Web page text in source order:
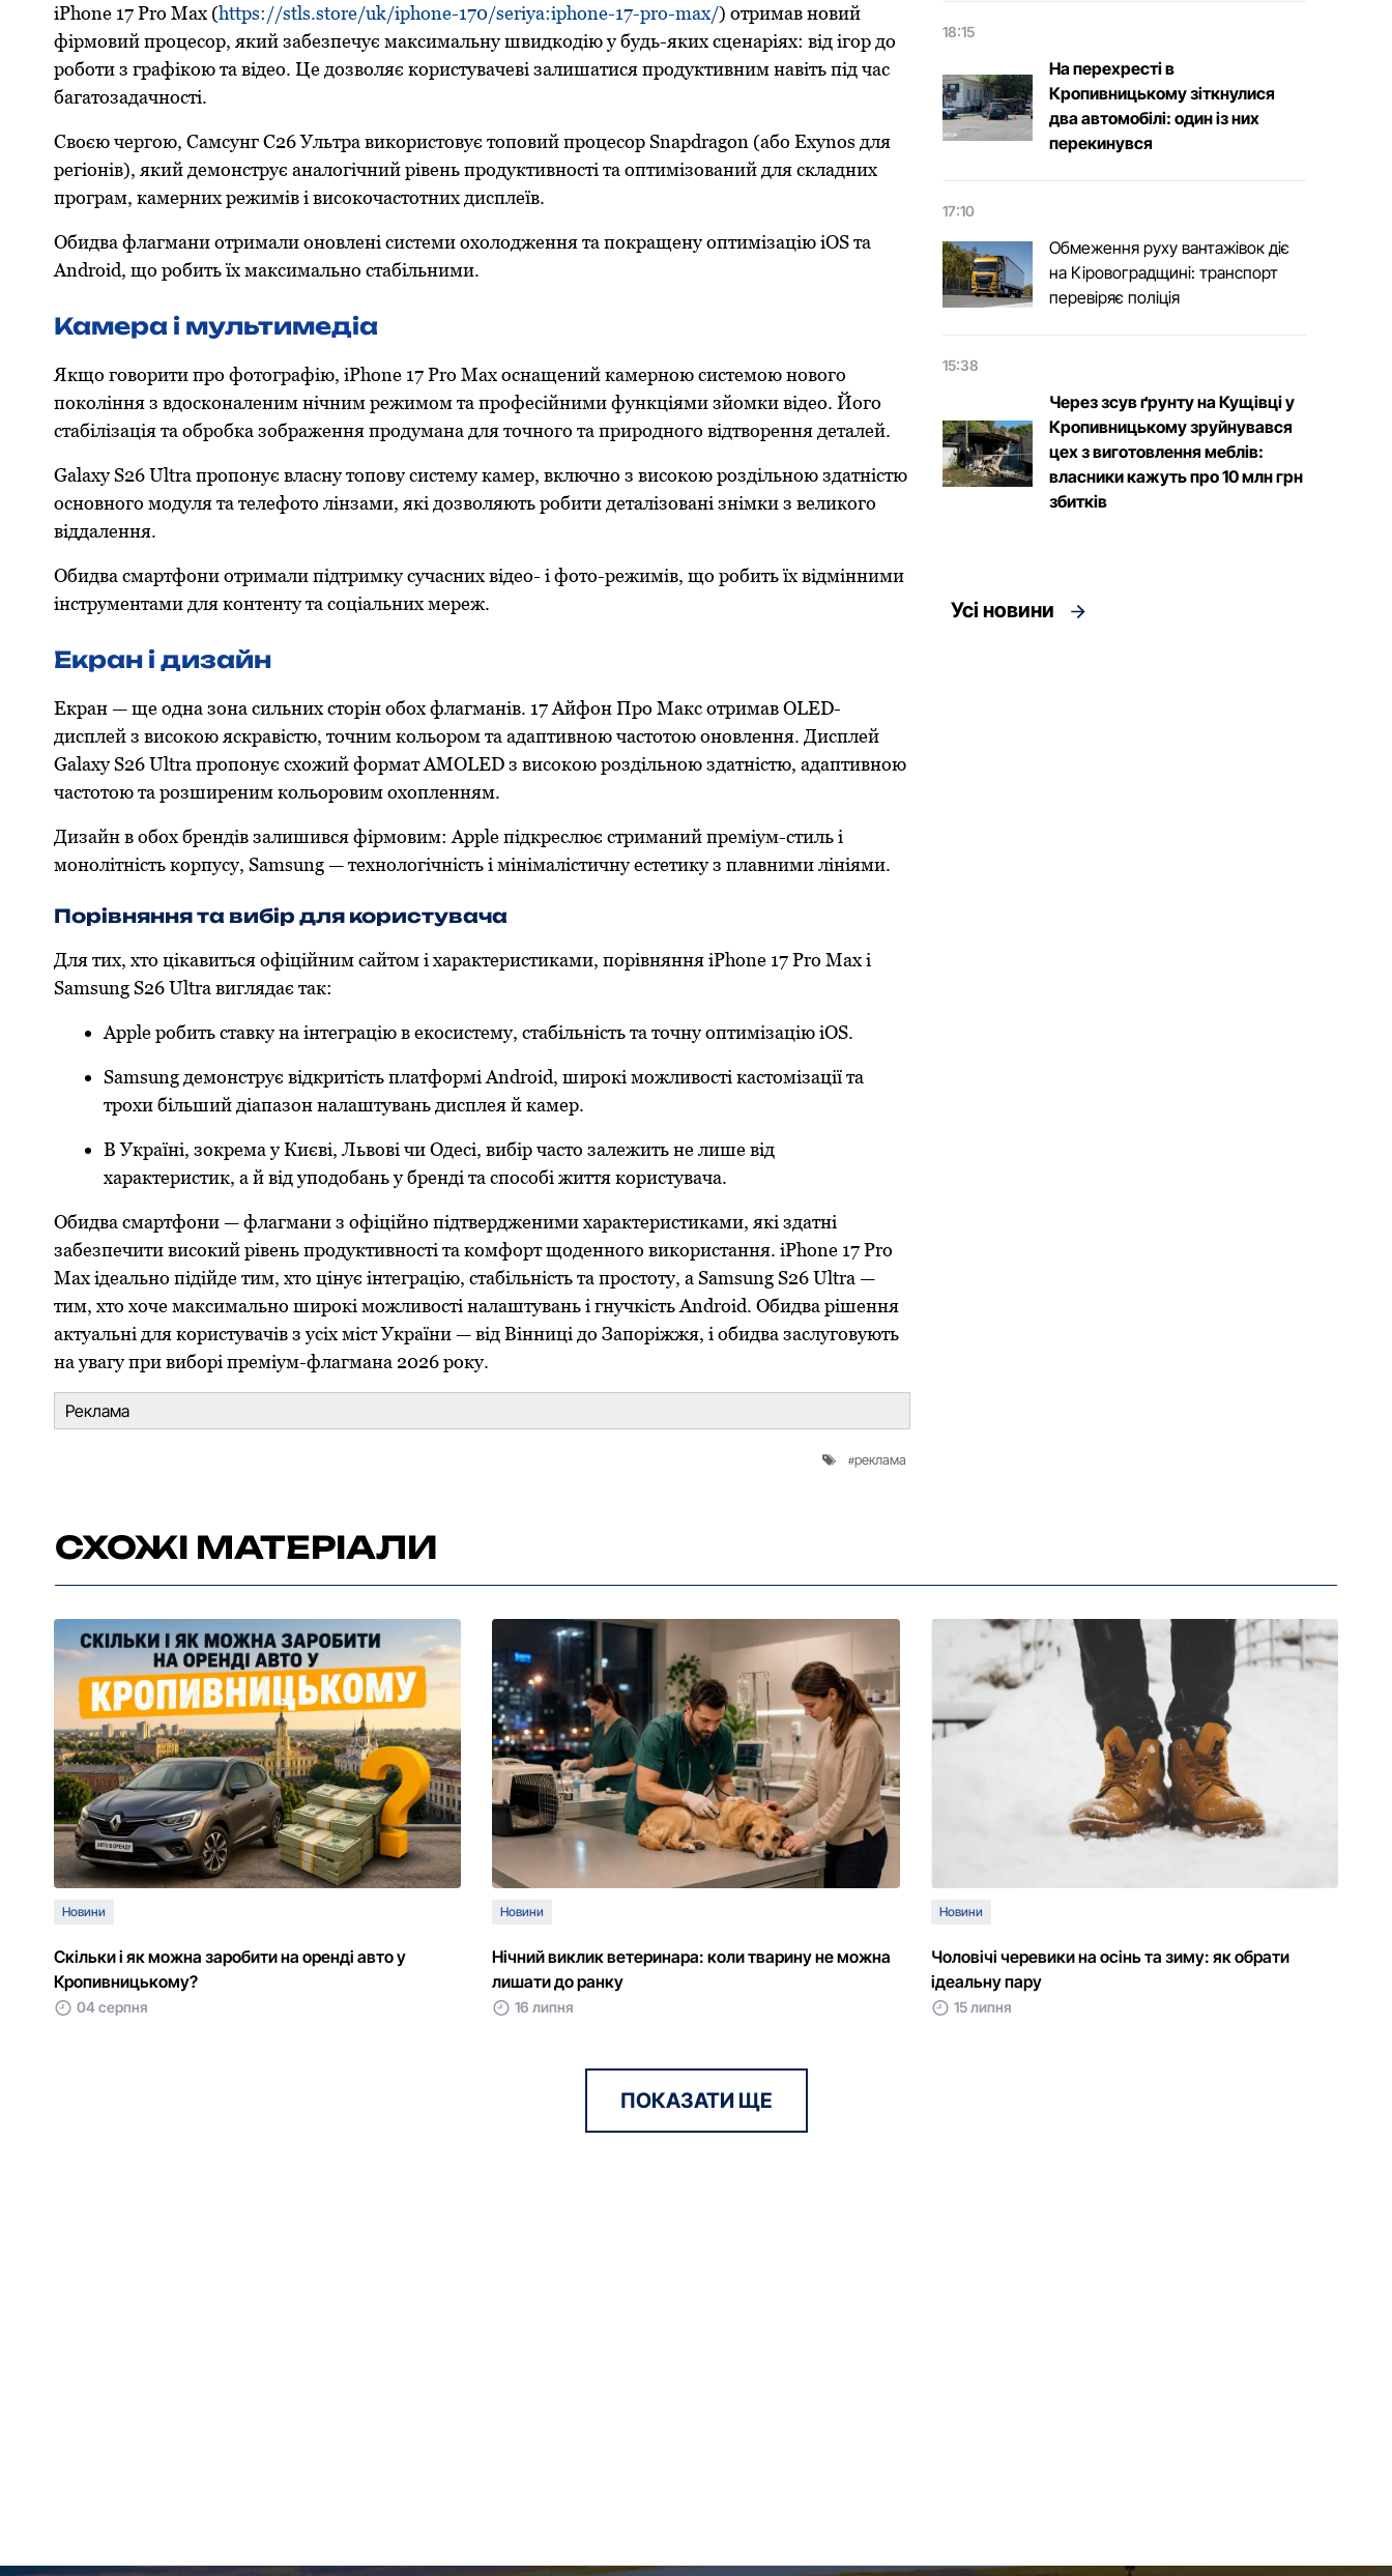
iPhone 17 Pro Max (https://stls.store/uk/iphone-170/seriya:iphone-17-pro-max/) отримав новий
фірмовий процесор, який забезпечує максимальну швидкодію у будь-яких сценаріях: від ігор до
роботи з графікою та відео. Це дозволяє користувачеві залишатися продуктивним навіть під час
багатозадачності.
Своєю чергою, Самсунг С26 Ультра використовує топовий процесор Snapdragon (або Exynos для
регіонів), який демонструє аналогічний рівень продуктивності та оптимізований для складних
програм, камерних режимів і високочастотних дисплеїв.
Обидва флагмани отримали оновлені системи охолодження та покращену оптимізацію iOS та
Android, що робить їх максимально стабільними.
Камера і мультимедіа
Якщо говорити про фотографію, iPhone 17 Pro Max оснащений камерною системою нового
покоління з вдосконаленим нічним режимом та професійними функціями зйомки відео. Його
стабілізація та обробка зображення продумана для точного та природного відтворення деталей.
Galaxy S26 Ultra пропонує власну топову систему камер, включно з високою роздільною здатністю
основного модуля та телефото лінзами, які дозволяють робити деталізовані знімки з великого
віддалення.
Обидва смартфони отримали підтримку сучасних відео- і фото-режимів, що робить їх відмінними
інструментами для контенту та соціальних мереж.
Екран і дизайн
Екран — ще одна зона сильних сторін обох флагманів. 17 Айфон Про Макс отримав OLED-
дисплей з високою яскравістю, точним кольором та адаптивною частотою оновлення. Дисплей
Galaxy S26 Ultra пропонує схожий формат AMOLED з високою роздільною здатністю, адаптивною
частотою та розширеним кольоровим охопленням.
Дизайн в обох брендів залишився фірмовим: Apple підкреслює стриманий преміум-стиль і
монолітність корпусу, Samsung — технологічність і мінімалістичну естетику з плавними лініями.
Порівняння та вибір для користувача
Для тих, хто цікавиться офіційним сайтом і характеристиками, порівняння iPhone 17 Pro Max і
Samsung S26 Ultra виглядає так:
Apple робить ставку на інтеграцію в екосистему, стабільність та точну оптимізацію iOS.
Samsung демонструє відкритість платформі Android, широкі можливості кастомізації та
трохи більший діапазон налаштувань дисплея й камер.
В Україні, зокрема у Києві, Львові чи Одесі, вибір часто залежить не лише від
характеристик, а й від уподобань у бренді та способі життя користувача.
Обидва смартфони — флагмани з офіційно підтвердженими характеристиками, які здатні
забезпечити високий рівень продуктивності та комфорт щоденного використання. iPhone 17 Pro
Max ідеально підійде тим, хто цінує інтеграцію, стабільність та простоту, а Samsung S26 Ultra —
тим, хто хоче максимально широкі можливості налаштувань і гнучкість Android. Обидва рішення
актуальні для користувачів з усіх міст України — від Вінниці до Запоріжжя, і обидва заслуговують
на увагу при виборі преміум-флагмана 2026 року.
Реклама
реклама
18:15
На перехресті в
Кропивницькому зіткнулися
два автомобілі: один із них
перекинувся
17:10
Обмеження руху вантажівок діє
на Кіровоградщині: транспорт
перевіряє поліція
15:38
Через зсув ґрунту на Кущівці у
Кропивницькому зруйнувався
цех з виготовлення меблів:
власники кажуть про 10 млн грн
збитків
Усі новини
СХОЖІ МАТЕРІАЛИ
Новини
Скільки і як можна заробити на оренді авто у
Кропивницькому?
04 серпня
Новини
Нічний виклик ветеринара: коли тварину не можна
лишати до ранку
16 липня
Новини
Чоловічі черевики на осінь та зиму: як обрати
ідеальну пару
15 липня
ПОКАЗАТИ ЩЕ